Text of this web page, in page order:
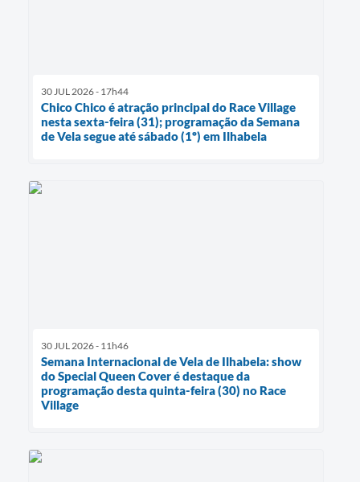
30 JUL 2026 - 17h44
Chico Chico é atração principal do Race Village
nesta sexta-feira (31); programação da Semana
de Vela segue até sábado (1º) em Ilhabela
30 JUL 2026 - 11h46
Semana Internacional de Vela de Ilhabela: show
do Special Queen Cover é destaque da
programação desta quinta-feira (30) no Race
Village